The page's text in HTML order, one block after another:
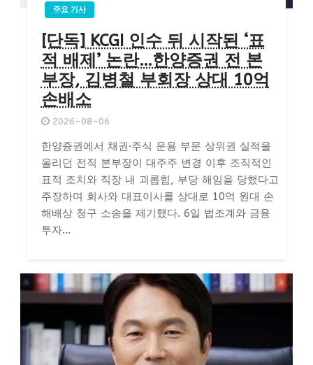
주요 기사
[단독] KCGI 인수 뒤 시작된 ‘표
적 배제’ 논란…한양증권 전 본
부장, 김병철 부회장 상대 10억
손배소
2026-08-06
한양증권에서 채권·주식 운용 부문 상위권 실적을
올리던 전직 본부장이 대주주 변경 이후 조직적인
표적 조치와 직장 내 괴롭힘, 부당 해임을 당했다고
주장하며 회사와 대표이사를 상대로 10억 원대 손
해배상 청구 소송을 제기했다. 6일 법조계와 금융
투자...